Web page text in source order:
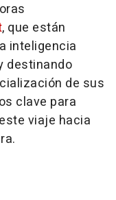
, que están
inteligencia
destinando
de sus
clave para
viaje hacia